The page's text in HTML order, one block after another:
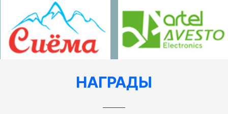
НАГРАДЫ